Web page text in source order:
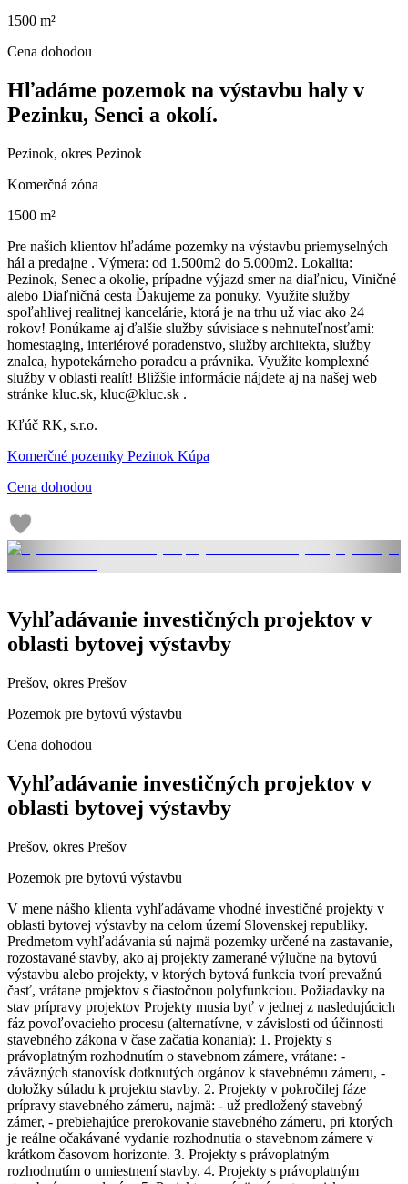
1500 m²
Cena dohodou
Hľadáme pozemok na výstavbu haly v
Pezinku, Senci a okolí.
Pezinok, okres Pezinok
Komerčná zóna
1500 m²
Pre našich klientov hľadáme pozemky na výstavbu priemyselných
hál a predajne . Výmera: od 1.500m2 do 5.000m2. Lokalita:
Pezinok, Senec a okolie, prípadne výjazd smer na diaľnicu, Viničné
alebo Diaľničná cesta Ďakujeme za ponuky. Využite služby
spoľahlivej realitnej kancelárie, ktorá je na trhu už viac ako 24
rokov! Ponúkame aj ďalšie služby súvisiace s nehnuteľnosťami:
homestaging, interiérové poradenstvo, služby architekta, služby
znalca, hypotekárneho poradcu a právnika. Využite komplexné
služby v oblasti realít! Bližšie informácie nájdete aj na našej web
stránke kluc.sk, kluc@kluc.sk .
Kľúč RK, s.r.o.
Komerčné pozemky Pezinok Kúpa
Cena dohodou
Vyhľadávanie investičných projektov v
oblasti bytovej výstavby
Prešov, okres Prešov
Pozemok pre bytovú výstavbu
Cena dohodou
Vyhľadávanie investičných projektov v
oblasti bytovej výstavby
Prešov, okres Prešov
Pozemok pre bytovú výstavbu
V mene nášho klienta vyhľadávame vhodné investičné projekty v
oblasti bytovej výstavby na celom území Slovenskej republiky.
Predmetom vyhľadávania sú najmä pozemky určené na zastavanie,
rozostavané stavby, ako aj projekty zamerané výlučne na bytovú
výstavbu alebo projekty, v ktorých bytová funkcia tvorí prevažnú
časť, vrátane projektov s čiastočnou polyfunkciou. Požiadavky na
stav prípravy projektov Projekty musia byť v jednej z nasledujúcich
fáz povoľovacieho procesu (alternatívne, v závislosti od účinnosti
stavebného zákona v čase začatia konania): 1. Projekty s
právoplatným rozhodnutím o stavebnom zámere, vrátane: -
záväzných stanovísk dotknutých orgánov k stavebnému zámeru, -
doložky súladu k projektu stavby. 2. Projekty v pokročilej fáze
prípravy stavebného zámeru, najmä: - už predložený stavebný
zámer, - prebiehajúce prerokovanie stavebného zámeru, pri ktorých
je reálne očakávané vydanie rozhodnutia o stavebnom zámere v
krátkom časovom horizonte. 3. Projekty s právoplatným
rozhodnutím o umiestnení stavby. 4. Projekty s právoplatným